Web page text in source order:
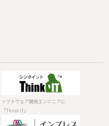
ソフトウェア開発エンジニアに
「Think IT」